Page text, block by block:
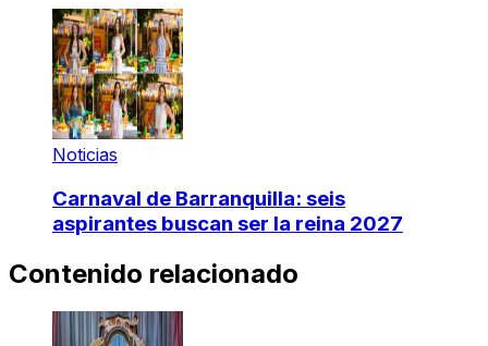
Noticias
Carnaval de Barranquilla: seis
aspirantes buscan ser la reina 2027
Contenido relacionado